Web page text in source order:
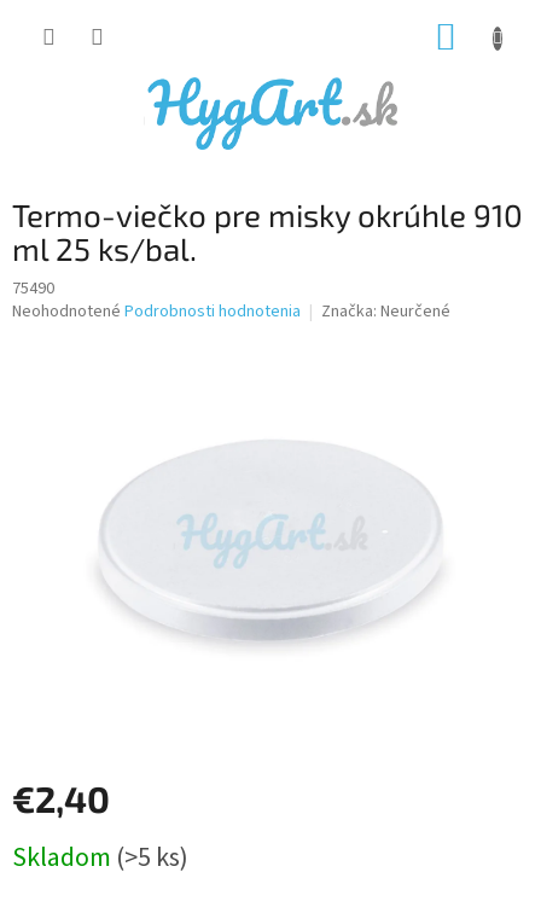
Termo-viečko pre misky okrúhle 910
ml 25 ks/bal.
75490
Priemerné
Neohodnotené Podrobnosti hodnotenia Značka: Neurčené
€2,40
cena:
Skladom (>5 ks)